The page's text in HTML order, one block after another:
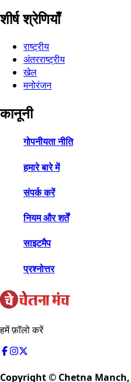
शीर्ष श्रेणियाँ
राष्ट्रीय
अंतरराष्ट्रीय
खेल
मनोरंजन
कानूनी
गोपनीयता नीति
हमारे बारे में
संपर्क करें
नियम और शर्तें
साइटमैप
प्रश्नोत्तर
हमें फ़ॉलो करें
Copyright © Chetna Manch,